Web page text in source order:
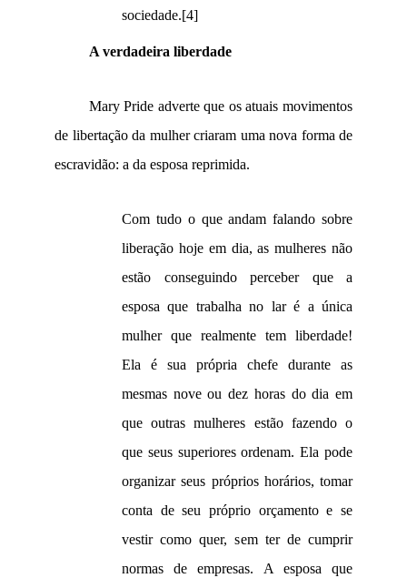
sociedade.[4]
A verdadeira liberdade
Mary Pride adverte que os atuais movimentos
de libertação da mulher criaram uma nova forma de
escravidão: a da esposa reprimida.
Com tudo o que andam falando sobre
liberação hoje em dia, as mulheres não
estão conseguindo perceber que a
esposa que trabalha no lar é a única
mulher que realmente tem liberdade!
Ela é sua própria chefe durante as
mesmas nove ou dez horas do dia em
que outras mulheres estão fazendo o
que seus superiores ordenam. Ela pode
organizar seus próprios horários, tomar
conta de seu próprio orçamento e se
vestir como quer, sem ter de cumprir
normas de empresas. A esposa que